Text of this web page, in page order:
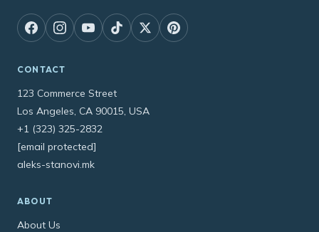
CONTACT
123 Commerce Street
Los Angeles, CA 90015, USA
+1 (323) 325-2832
[email protected]
aleks-stanovi.mk
ABOUT
About Us